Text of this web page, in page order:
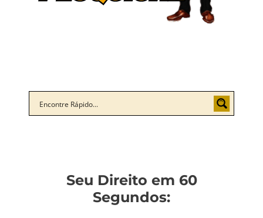
Seu Direito em 60
Segundos: